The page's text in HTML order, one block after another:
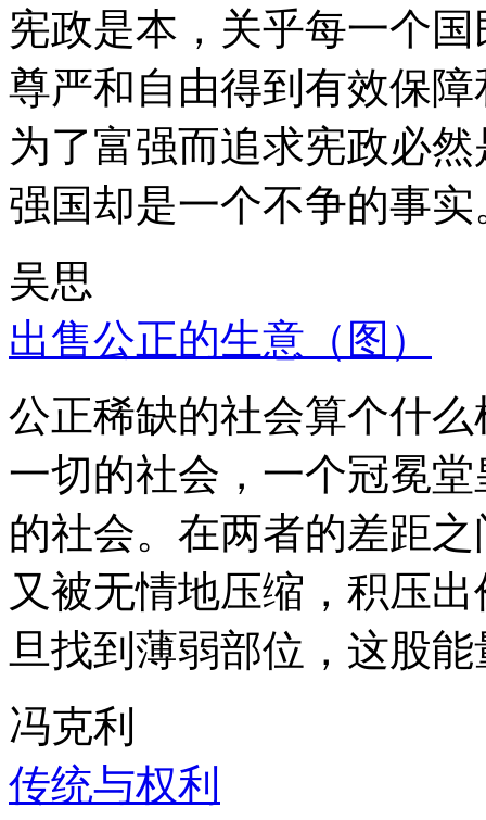
宪政是本，关乎每一个
尊严和自由得到有效保
为了富强而追求宪政必
强国却是一个不争的事实
吴思
出售公正的生意（图）
公正稀缺的社会算个什
一切的社会，一个冠冕
的社会。在两者的差距
又被无情地压缩，积压
旦找到薄弱部位，这股
冯克利
传统与权利